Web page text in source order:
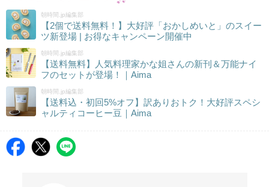
朝時間.jp編集部
【2個で送料無料！】大好評「おかしめいと」のスイー
ツ新登場 | お得なキャンペーン開催中
朝時間.jp編集部
【送料無料】人気料理家かな姐さんの新刊＆万能ナイ
フのセットが登場！｜Aima
朝時間.jp編集部
【送料込・初回5%オフ】訳ありおトク！大好評スペシ
ャルティコーヒー豆｜Aima